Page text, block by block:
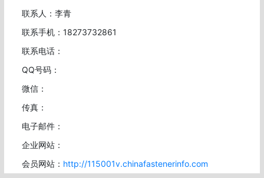
联系人：李青
联系手机：18273732861
联系电话：
QQ号码：
微信：
传真：
电子邮件：
企业网站：
会员网站： http://115001v.chinafastenerinfo.com